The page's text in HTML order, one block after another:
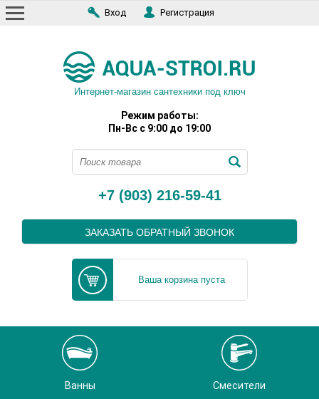
Вход Регистрация
Интернет-магазин сантехники под ключ
Режим работы:
Пн-Вс с 9:00 до 19:00
+7 (903) 216-59-41
ЗАКАЗАТЬ ОБРАТНЫЙ ЗВОНОК
Ваша корзина пуста
Ванны Смесители